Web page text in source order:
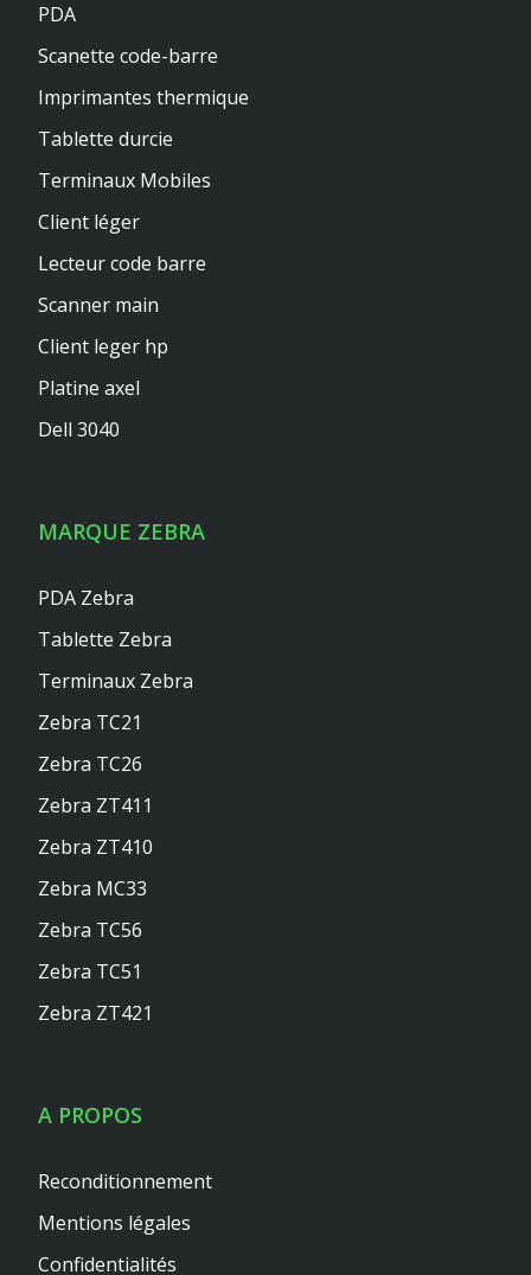
PDA
Scanette code-barre
Imprimantes thermique
Tablette durcie
Terminaux Mobiles
Client léger
Lecteur code barre
Scanner main
Client leger hp
Platine axel
Dell 3040
MARQUE ZEBRA
PDA Zebra
Tablette Zebra
Terminaux Zebra
Zebra TC21
Zebra TC26
Zebra ZT411
Zebra ZT410
Zebra MC33
Zebra TC56
Zebra TC51
Zebra ZT421
A PROPOS
Reconditionnement
Mentions légales
Confidentialités